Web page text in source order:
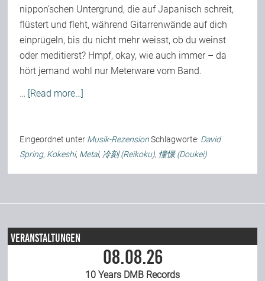
Backstage
Kontakt
Join Us
Kalender
nippon’schen Untergrund, die auf Japanisch schreit,
flüstert und fleht, während Gitarrenwände auf dich
einprügeln, bis du nicht mehr weisst, ob du weinst
oder meditierst? Hmpf, okay, wie auch immer – da
hört jemand wohl nur Meterware vom Band.
… [Read more…]
Eingeordnet unter Musik-Rezension Schlagworte: David
Spring, Kokeshi, Metal, 冷刻 (Reikoku), 憧憬 (Doukei)
Veranstaltungen
08.08.26
10 Years DMB Records